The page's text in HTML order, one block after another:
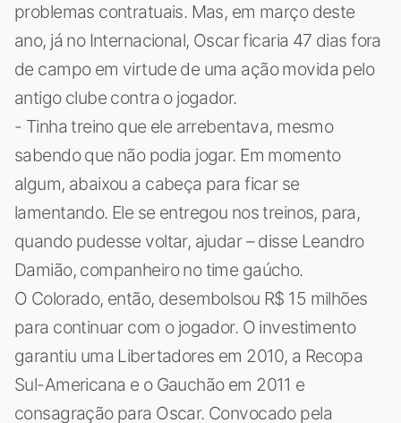
problemas contratuais. Mas, em março deste
ano, já no Internacional, Oscar ficaria 47 dias fora
de campo em virtude de uma ação movida pelo
antigo clube contra o jogador.
- Tinha treino que ele arrebentava, mesmo
sabendo que não podia jogar. Em momento
algum, abaixou a cabeça para ficar se
lamentando. Ele se entregou nos treinos, para,
quando pudesse voltar, ajudar – disse Leandro
Damião, companheiro no time gaúcho.
O Colorado, então, desembolsou R$ 15 milhões
para continuar com o jogador. O investimento
garantiu uma Libertadores em 2010, a Recopa
Sul-Americana e o Gauchão em 2011 e
consagração para Oscar. Convocado pela